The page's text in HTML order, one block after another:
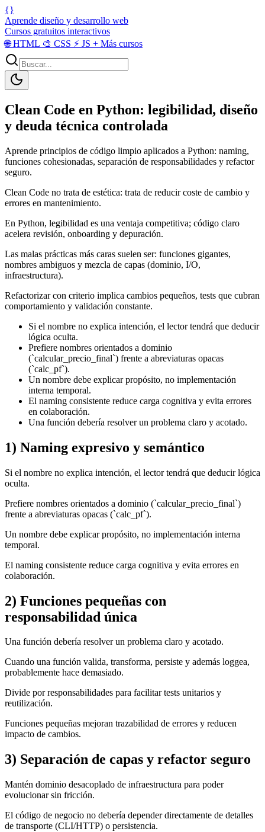
{}
Aprende diseño y desarrollo web
Cursos gratuitos interactivos
🌐HTML 🎨 CSS ⚡ JS + Más cursos
Clean Code en Python: legibilidad, diseño
y deuda técnica controlada
Aprende principios de código limpio aplicados a Python: naming,
funciones cohesionadas, separación de responsabilidades y refactor
seguro.
Clean Code no trata de estética: trata de reducir coste de cambio y
errores en mantenimiento.
En Python, legibilidad es una ventaja competitiva; código claro
acelera revisión, onboarding y depuración.
Las malas prácticas más caras suelen ser: funciones gigantes,
nombres ambiguos y mezcla de capas (dominio, I/O,
infraestructura).
Refactorizar con criterio implica cambios pequeños, tests que cubran
comportamiento y validación constante.
Si el nombre no explica intención, el lector tendrá que deducir
lógica oculta.
Prefiere nombres orientados a dominio
(`calcular_precio_final`) frente a abreviaturas opacas
(`calc_pf`).
Un nombre debe explicar propósito, no implementación
interna temporal.
El naming consistente reduce carga cognitiva y evita errores
en colaboración.
Una función debería resolver un problema claro y acotado.
1) Naming expresivo y semántico
Si el nombre no explica intención, el lector tendrá que deducir lógica
oculta.
Prefiere nombres orientados a dominio (`calcular_precio_final`)
frente a abreviaturas opacas (`calc_pf`).
Un nombre debe explicar propósito, no implementación interna
temporal.
El naming consistente reduce carga cognitiva y evita errores en
colaboración.
2) Funciones pequeñas con
responsabilidad única
Una función debería resolver un problema claro y acotado.
Cuando una función valida, transforma, persiste y además loggea,
probablemente hace demasiado.
Divide por responsabilidades para facilitar tests unitarios y
reutilización.
Funciones pequeñas mejoran trazabilidad de errores y reducen
impacto de cambios.
3) Separación de capas y refactor seguro
Mantén dominio desacoplado de infraestructura para poder
evolucionar sin fricción.
El código de negocio no debería depender directamente de detalles
de transporte (CLI/HTTP) o persistencia.